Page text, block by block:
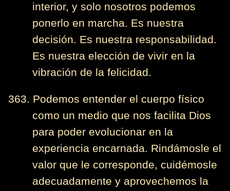
interior, y solo nosotros podemos
ponerlo en marcha. Es nuestra
decisión. Es nuestra responsabilidad.
Es nuestra elección de vivir en la
vibración de la felicidad.
363. Podemos entender el cuerpo físico
como un medio que nos facilita Dios
para poder evolucionar en la
experiencia encarnada. Rindámosle el
valor que le corresponde, cuidémosle
adecuadamente y aprovechemos la